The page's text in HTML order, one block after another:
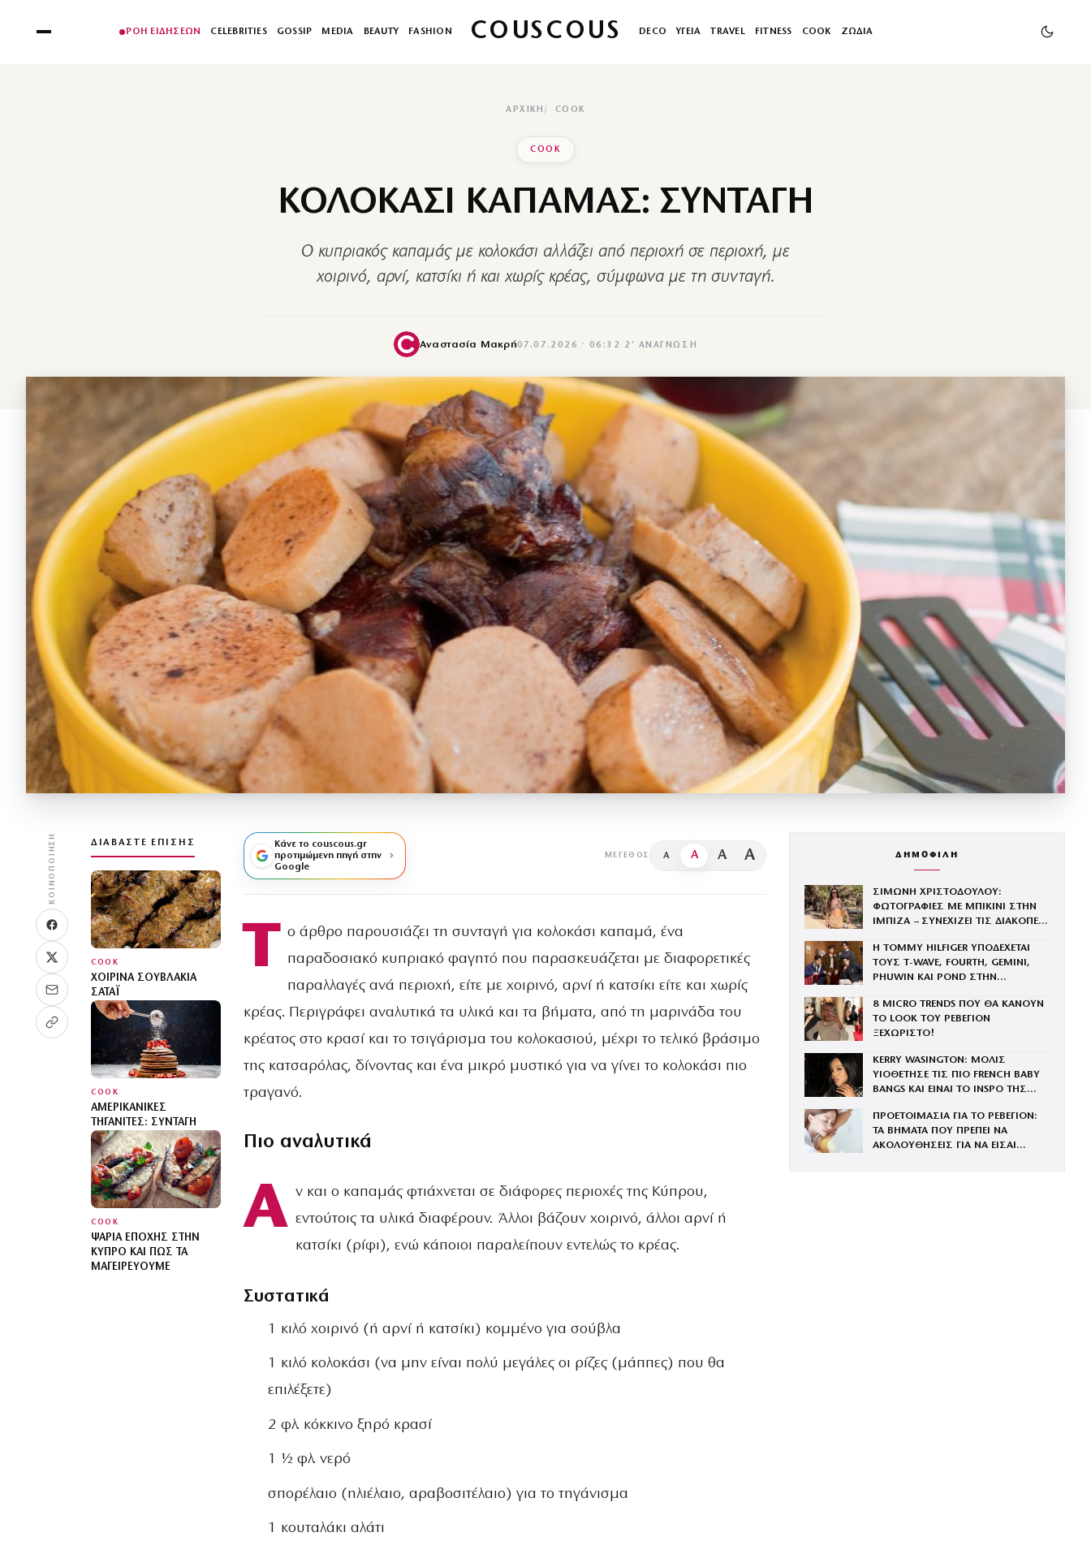
ΡΟΗ ΕΙΔΗΣΕΩΝ CELEBRITIES GOSSIP MEDIA BEAUTY FASHION COUSCOUS DECO ΥΓΕΙΑ TRAVEL FITNESS COOK ΖΩΔΙΑ
ΑΡΧΙΚΉ COOK
COOK
ΚΟΛΟΚΑΣΙ ΚΑΠΑΜΑΣ: ΣΥΝΤΑΓΗ
Ο κυπριακός καπαμάς με κολοκάσι αλλάζει από περιοχή σε περιοχή, με
χοιρινό, αρνί, κατσίκι ή και χωρίς κρέας, σύμφωνα με τη συνταγή.
Αναστασία Μακρή07.07.2026 · 06:32 · 2′ ΑΝΆΓΝΩΣΗ
ΚΟΙΝΟΠΟΊΗΣΗ ΔΙΑΒΆΣΤΕ ΕΠΊΣΗΣ
COOK
ΧΟΙΡΙΝΆ ΣΟΥΒΛΆΚΙΑ
ΣΑΤΆΙ
COOK
ΑΜΕΡΙΚΆΝΙΚΕΣ
ΤΗΓΑΝΊΤΕΣ: ΣΥΝΤΑΓΉ
COOK
ΨΆΡΙΑ ΕΠΟΧΉΣ ΣΤΗΝ
ΚΎΠΡΟ ΚΑΙ ΠΏΣ ΤΑ
ΜΑΓΕΙΡΕΎΟΥΜΕ
Κάνε το couscous.gr
προτιμώμενη πηγή στην
Google
ΜΈΓΕΘΟΣ A A A A
Τ ο άρθρο παρουσιάζει τη συνταγή για κολοκάσι καπαμά, ένα
παραδοσιακό κυπριακό φαγητό που παρασκευάζεται με διαφορετικές
παραλλαγές ανά περιοχή, είτε με χοιρινό, αρνί ή κατσίκι είτε και χωρίς
κρέας. Περιγράφει αναλυτικά τα υλικά και τα βήματα, από τη μαρινάδα του
κρέατος στο κρασί και το τσιγάρισμα του κολοκασιού, μέχρι το τελικό βράσιμο
της κατσαρόλας, δίνοντας και ένα μικρό μυστικό για να γίνει το κολοκάσι πιο
τραγανό.
Πιο αναλυτικά
Α ν και ο καπαμάς φτιάχνεται σε διάφορες περιοχές της Κύπρου,
εντούτοις τα υλικά διαφέρουν. Άλλοι βάζουν χοιρινό, άλλοι αρνί ή
κατσίκι (ρίφι), ενώ κάποιοι παραλείπουν εντελώς το κρέας.
Συστατικά
1 κιλό χοιρινό (ή αρνί ή κατσίκι) κομμένο για σούβλα
1 κιλό κολοκάσι (να μην είναι πολύ μεγάλες οι ρίζες (μάππες) που θα
επιλέξετε)
2 φλ. κόκκινο ξηρό κρασί
1 ½ φλ. νερό
σπορέλαιο (ηλιέλαιο, αραβοσιτέλαιο) για το τηγάνισμα
1 κουταλάκι αλάτι
ΔΗΜΟΦΙΛΗ
ΣΙΜΩΝΗ ΧΡΙΣΤΟΔΟΥΛΟΥ:
ΦΩΤΟΓΡΑΦΙΕΣ ΜΕ ΜΠΙΚΙΝΙ ΣΤΗΝ
ΙΜΠΙΖΑ – ΣΥΝΕΧΙΖΕΙ ΤΙΣ ΔΙΑΚΟΠΕΣ
ΓΕΩΡΓΙΟΥ
Η TOMMY HILFIGER ΥΠΟΔΕΧΕΤΑΙ
ΤΟΥΣ Τ-WAVE, FOURTH, GEMINI,
PHUWIN ΚΑΙ POND ΣΤΗΝ
8 MICRO TRENDS ΠΟΥ ΘΑ ΚΑΝΟΥΝ
ΤΟ LOOK ΤΟΥ ΡΕΒΕΓΙΟΝ
ΞΕΧΩΡΙΣΤΟ!
KERRY WASINGTON: ΜΟΛΙΣ
ΥΙΟΘΕΤΗΣΕ ΤΙΣ ΠΙΟ FRENCH BABY
BANGS ΚΑΙ ΕΙΝΑΙ ΤΟ INSPO ΤΗΣ
ΠΡΟΕΤΟΙΜΑΣΙΑ ΓΙΑ ΤΟ ΡΕΒΕΓΙΟΝ:
ΤΑ ΒΗΜΑΤΑ ΠΟΥ ΠΡΕΠΕΙ ΝΑ
ΑΚΟΛΟΥΘΗΣΕΙΣ ΓΙΑ ΝΑ ΕΙΣΑΙ